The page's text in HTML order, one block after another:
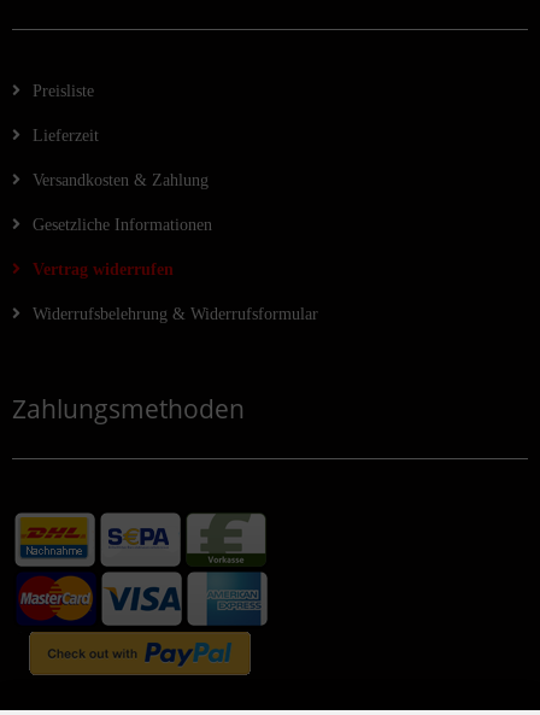
Preisliste
Lieferzeit
Versandkosten & Zahlung
Gesetzliche Informationen
Vertrag widerrufen
Widerrufsbelehrung & Widerrufsformular
Zahlungsmethoden